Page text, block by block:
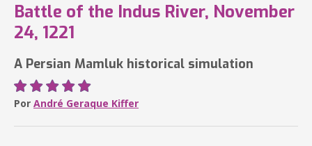
Battle of the Indus River, November
24, 1221
A Persian Mamluk historical simulation
Por André Geraque Kiffer